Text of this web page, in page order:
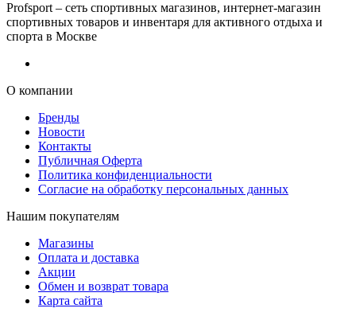
Profsport – сеть спортивных магазинов, интернет-магазин
спортивных товаров и инвентаря для активного отдыха и
спорта в Москве
О компании
Бренды
Новости
Контакты
Публичная Оферта
Политика конфиденциальности
Согласие на обработку персональных данных
Нашим покупателям
Магазины
Оплата и доставка
Акции
Обмен и возврат товара
Карта сайта